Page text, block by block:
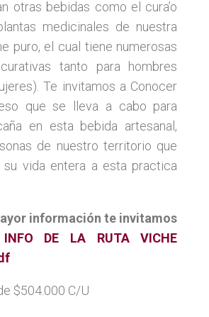
otras bebidas como el cura’o
medicinales de nuestra
puro, el cual tiene numerosas
tanto para hombres
Te invitamos a Conocer
que se lleva a cabo para
en esta bebida artesanal,
de nuestro territorio que
su vida entera a esta practica
información te invitamos
INFO DE LA RUTA VICHE
$504.000 C/U